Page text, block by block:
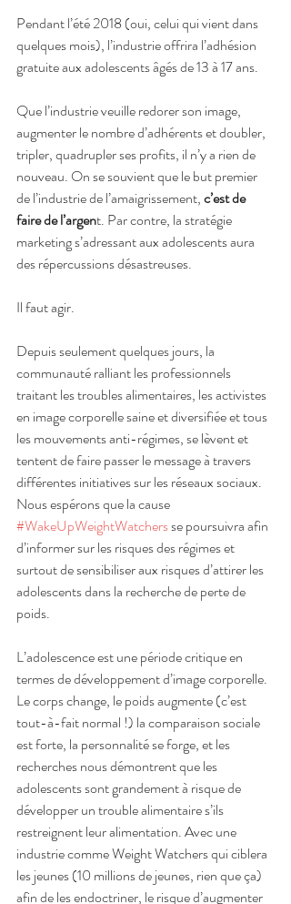
Pendant l’été 2018 (oui, celui qui vient dans
quelques mois), l’industrie offrira l’adhésion
gratuite aux adolescents âgés de 13 à 17 ans.
Que l’industrie veuille redorer son image,
augmenter le nombre d’adhérents et doubler,
tripler, quadrupler ses profits, il n’y a rien de
nouveau. On se souvient que le but premier
de l’industrie de l’amaigrissement, c’est de
faire de l’argent. Par contre, la stratégie
marketing s’adressant aux adolescents aura
des répercussions désastreuses.
Il faut agir.
Depuis seulement quelques jours, la
communauté ralliant les professionnels
traitant les troubles alimentaires, les activistes
en image corporelle saine et diversifiée et tous
les mouvements anti-régimes, se lèvent et
tentent de faire passer le message à travers
différentes initiatives sur les réseaux sociaux.
Nous espérons que la cause
#WakeUpWeightWatchers se poursuivra afin
d’informer sur les risques des régimes et
surtout de sensibiliser aux risques d’attirer les
adolescents dans la recherche de perte de
poids.
L’adolescence est une période critique en
termes de développement d’image corporelle.
Le corps change, le poids augmente (c’est
tout-à-fait normal !) la comparaison sociale
est forte, la personnalité se forge, et les
recherches nous démontrent que les
adolescents sont grandement à risque de
développer un trouble alimentaire s’ils
restreignent leur alimentation. Avec une
industrie comme Weight Watchers qui ciblera
les jeunes (10 millions de jeunes, rien que ça)
afin de les endoctriner, le risque d’augmenter